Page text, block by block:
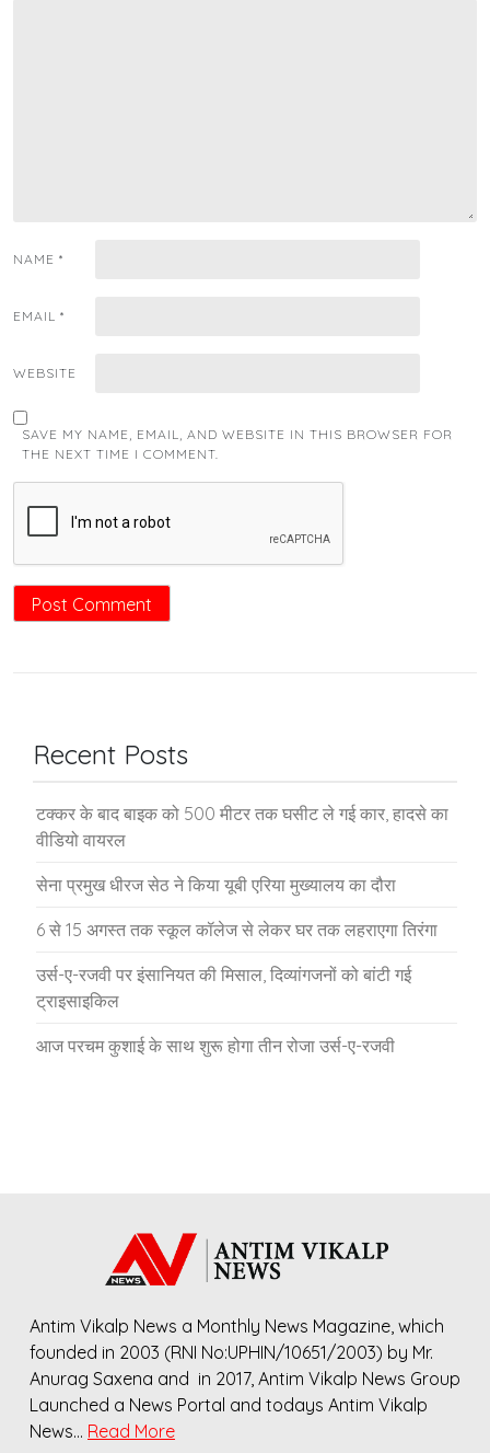
NAME *
EMAIL *
WEBSITE
SAVE MY NAME, EMAIL, AND WEBSITE IN THIS BROWSER FOR
THE NEXT TIME I COMMENT.
Recent Posts
टक्कर के बाद बाइक को 500 मीटर तक घसीट ले गई कार, हादसे का
वीडियो वायरल
सेना प्रमुख धीरज सेठ ने किया यूबी एरिया मुख्यालय का दौरा
6 से 15 अगस्त तक स्कूल कॉलेज से लेकर घर तक लहराएगा तिरंगा
उर्स-ए-रजवी पर इंसानियत की मिसाल, दिव्यांगजनों को बांटी गई
ट्राइसाइकिल
आज परचम कुशाई के साथ शुरू होगा तीन रोजा उर्स-ए-रजवी
Antim Vikalp News a Monthly News Magazine, which
founded in 2003 (RNI No:UPHIN/10651/2003) by Mr.
Anurag Saxena and in 2017, Antim Vikalp News Group
Launched a News Portal and todays Antim Vikalp
News… Read More